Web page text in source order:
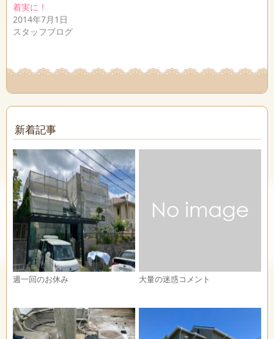
着実に！
2014年7月1日
スタッフブログ
新着記事
週一回のお休み 大量の迷惑コメント